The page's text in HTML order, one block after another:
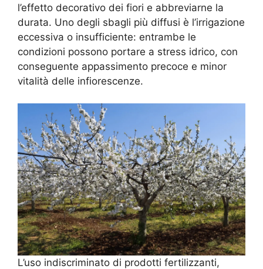
l’effetto decorativo dei fiori e abbreviarne la
durata. Uno degli sbagli più diffusi è l’irrigazione
eccessiva o insufficiente: entrambe le
condizioni possono portare a stress idrico, con
conseguente appassimento precoce e minor
vitalità delle infiorescenze.
L’uso indiscriminato di prodotti fertilizzanti,